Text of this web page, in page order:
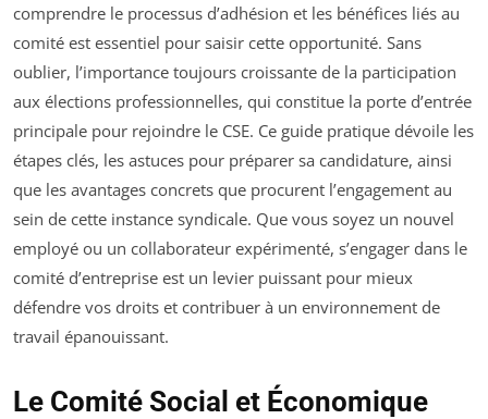
comprendre le processus d’adhésion et les bénéfices liés au
comité est essentiel pour saisir cette opportunité. Sans
oublier, l’importance toujours croissante de la participation
aux élections professionnelles, qui constitue la porte d’entrée
principale pour rejoindre le CSE. Ce guide pratique dévoile les
étapes clés, les astuces pour préparer sa candidature, ainsi
que les avantages concrets que procurent l’engagement au
sein de cette instance syndicale. Que vous soyez un nouvel
employé ou un collaborateur expérimenté, s’engager dans le
comité d’entreprise est un levier puissant pour mieux
défendre vos droits et contribuer à un environnement de
travail épanouissant.
Le Comité Social et Économique